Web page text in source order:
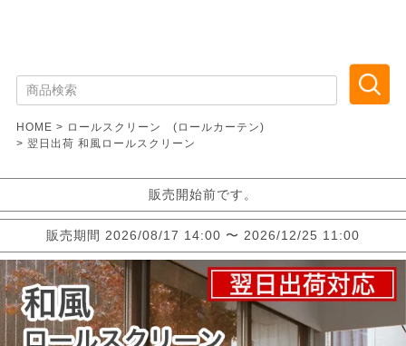
HOME
ロールスクリーン (ロールカーテン)
翌日出荷 和風ロールスクリーン
販売開始前です。
販売期間 2026/08/17 14:00 〜 2026/12/25 11:00